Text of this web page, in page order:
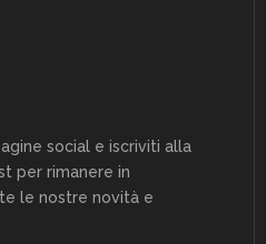
social e iscriviti alla
per rimanere in
le nostre novità e